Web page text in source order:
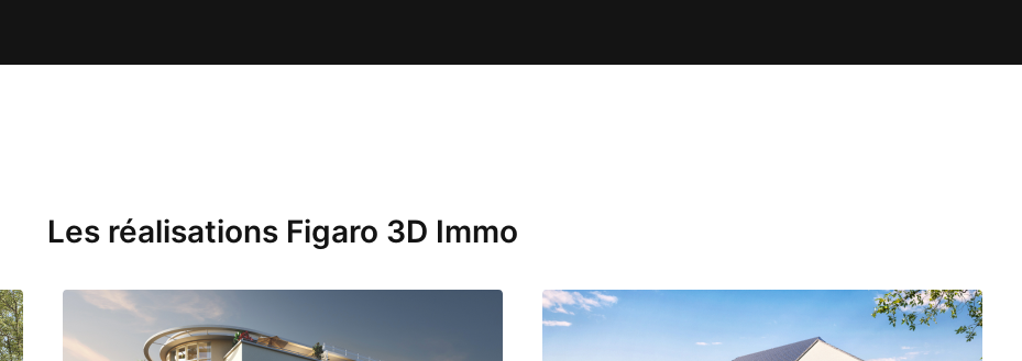
Les réalisations Figaro 3D Immo